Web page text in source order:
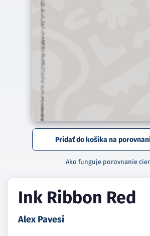
Pridať do košíka na
Ako funguje porovnanie
Ink Ribbon Red
Alex Pavesi